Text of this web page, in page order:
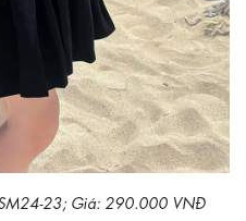
23; Giá: 290.000 VNĐ